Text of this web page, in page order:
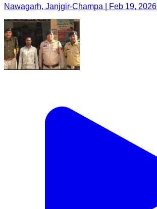
Nawagarh, Janjgir-Champa | Feb 19, 2026